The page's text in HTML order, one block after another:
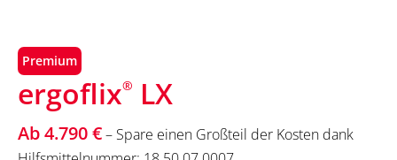
Premium
ergoflix® LX
Ab 4.790 €– Spare einen Großteil der Kosten dank